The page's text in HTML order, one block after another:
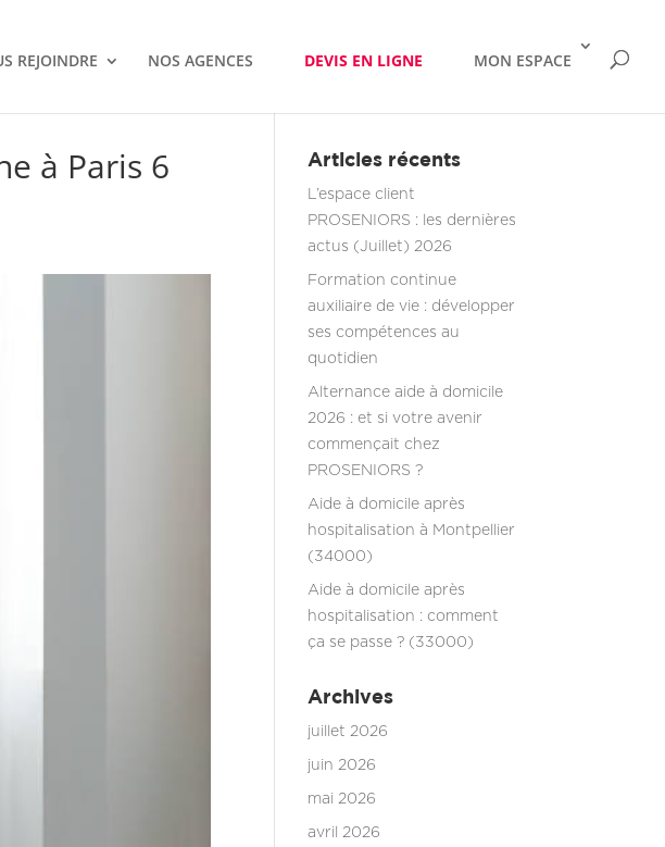
REJOINDRE NOS AGENCES DEVIS EN LIGNE MON ESPACE
à Paris 6 Articles récents
L’espace client
PROSENIORS : les dernières
actus (Juillet) 2026
Formation continue
auxiliaire de vie : développer
ses compétences au
quotidien
Alternance aide à domicile
2026 : et si votre avenir
commençait chez
PROSENIORS ?
Aide à domicile après
hospitalisation à Montpellier
(34000)
Aide à domicile après
hospitalisation : comment
ça se passe ? (33000)
Archives
juillet 2026
juin 2026
mai 2026
avril 2026